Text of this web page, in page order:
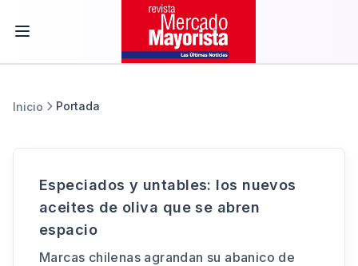
Inicio Portada
Especiados y untables: los nuevos
aceites de oliva que se abren
espacio
Marcas chilenas agrandan su abanico de